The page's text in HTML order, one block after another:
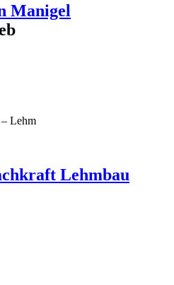
Manigel
Lehm
Lehmbau